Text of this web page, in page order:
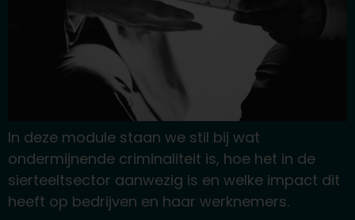
In deze module staan we stil bij wat
ondermijnende criminaliteit is, hoe het in de
sierteeltsector aanwezig is en welke impact dit
heeft op bedrijven en haar werknemers.